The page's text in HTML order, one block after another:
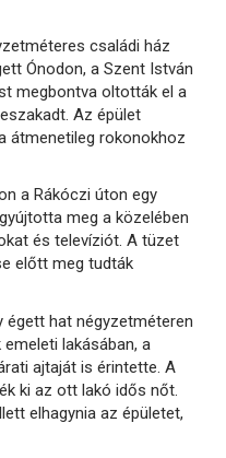
családi ház
Ónodon, a Szent István
megbontva oltották el a
Az épület
átmenetileg rokonokhoz
a Rákóczi úton egy
meg a közelében
és televíziót. A tüzet
előtt meg tudták
égett hat négyzetméteren
lakásában, a
ajtaját is érintette. A
ki az ott lakó idős nőt.
elhagynia az épületet,